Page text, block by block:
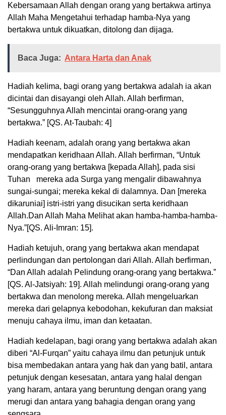
Kebersamaan Allah dengan orang yang bertakwa artinya
Allah Maha Mengetahui terhadap hamba-Nya yang
bertakwa untuk dikuatkan, ditolong dan dijaga.
Baca Juga: Antara Harta dan Anak
Hadiah kelima, bagi orang yang bertakwa adalah ia akan
dicintai dan disayangi oleh Allah. Allah berfirman,
“Sesungguhnya Allah mencintai orang-orang yang
bertakwa.” [QS. At-Taubah: 4]
Hadiah keenam, adalah orang yang bertakwa akan
mendapatkan keridhaan Allah. Allah berfirman, “Untuk
orang-orang yang bertakwa [kepada Allah], pada sisi
Tuhan mereka ada Surga yang mengalir dibawahnya
sungai-sungai; mereka kekal di dalamnya. Dan [mereka
dikaruniai] istri-istri yang disucikan serta keridhaan
Allah.Dan Allah Maha Melihat akan hamba-hamba-hamba-
Nya.”[QS. Ali-Imran: 15].
Hadiah ketujuh, orang yang bertakwa akan mendapat
perlindungan dan pertolongan dari Allah. Allah berfirman,
“Dan Allah adalah Pelindung orang-orang yang bertakwa.”
[QS. Al-Jatsiyah: 19]. Allah melindungi orang-orang yang
bertakwa dan menolong mereka. Allah mengeluarkan
mereka dari gelapnya kebodohan, kekufuran dan maksiat
menuju cahaya ilmu, iman dan ketaatan.
Hadiah kedelapan, bagi orang yang bertakwa adalah akan
diberi “Al-Furqan” yaitu cahaya ilmu dan petunjuk untuk
bisa membedakan antara yang hak dan yang batil, antara
petunjuk dengan kesesatan, antara yang halal dengan
yang haram, antara yang beruntung dengan orang yang
merugi dan antara yang bahagia dengan orang yang